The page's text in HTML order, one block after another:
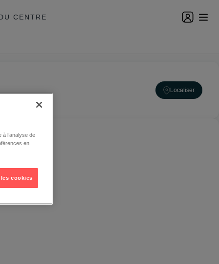
CENTRE
Localiser
l’analyse de
en
cookies